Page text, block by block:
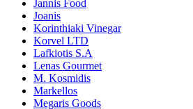
Jannis Food
Joanis
Korinthiaki Vinegar
Korvel LTD
Lafkiotis S.A
Lenas Gourmet
M. Kosmidis
Markellos
Megaris Goods